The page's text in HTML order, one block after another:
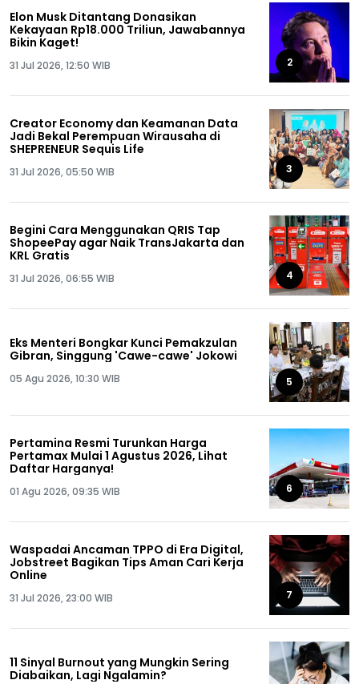
Elon Musk Ditantang Donasikan
Kekayaan Rp18.000 Triliun, Jawabannya
Bikin Kaget!
31 Jul 2026, 12:50 WIB 2
Creator Economy dan Keamanan Data
Jadi Bekal Perempuan Wirausaha di
SHEPRENEUR Sequis Life
31 Jul 2026, 05:50 WIB 3
Begini Cara Menggunakan QRIS Tap
ShopeePay agar Naik TransJakarta dan
KRL Gratis
31 Jul 2026, 06:55 WIB 4
Eks Menteri Bongkar Kunci Pemakzulan
Gibran, Singgung 'Cawe-cawe' Jokowi
05 Agu 2026, 10:30 WIB 5
Pertamina Resmi Turunkan Harga
Pertamax Mulai 1 Agustus 2026, Lihat
Daftar Harganya!
01 Agu 2026, 09:35 WIB 6
Waspadai Ancaman TPPO di Era Digital,
Jobstreet Bagikan Tips Aman Cari Kerja
Online
31 Jul 2026, 23:00 WIB 7
11 Sinyal Burnout yang Mungkin Sering
Diabaikan, Lagi Ngalamin?